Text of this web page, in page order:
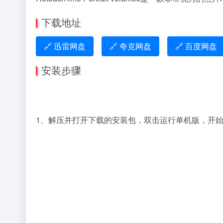
下载地址
🔗 迅雷网盘 🔗 夸克网盘 🔗 百度网盘
安装步骤
1、解压并打开下载的安装包，双击运行单机版，开